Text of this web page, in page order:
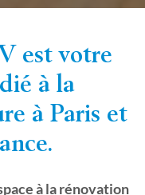
est votre
à la
à Paris et
à la rénovation